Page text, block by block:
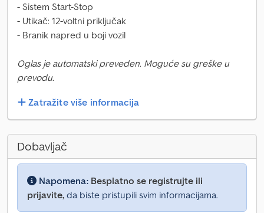
- Sistem Start-Stop
- Utikač: 12-voltni priključak
- Branik napred u boji vozil
Oglas je automatski preveden. Moguće su greške u
prevodu.
Zatražite više informacija
Dobavljač
Napomena: Besplatno se registrujte ili
prijavite, da biste pristupili svim informacijama.